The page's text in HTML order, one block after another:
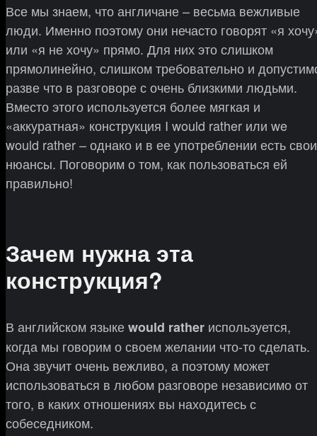
Все мы знаем, что англичане – весьма вежливые
люди. Именно поэтому они нечасто говорят «я
или «я не хочу» прямо. Для них это слишком
прямолинейно, слишком требовательно и
разве что в разговоре с очень близкими людьми.
Вместо этого используется более мягкая и
«аккуратная» конструкция I would rather или we
would rather – однако и в ее употреблении есть свои
нюансы. Поговорим о том, как пользоваться ей
правильно!
Зачем нужна эта
конструкция?
В английском языкеwould rather используется,
когда мы говорим о своем желании что-то сделать.
Она звучит очень вежливо, а поэтому может
использоваться в любом разговоре независимо от
того, в каких отношениях вы находитесь с
собеседником.